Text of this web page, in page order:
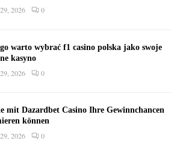
2026 0
warto wybrać f1 casino polska jako swoje
kasyno
2026 0
mit Dazardbet Casino Ihre Gewinnchancen
können
2026 0